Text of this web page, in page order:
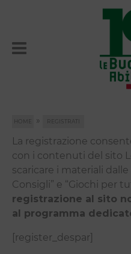
HOME » REGISTRATI
La registrazione
con i contenuti del sito
scaricare i materiali
Consigli” e “Giochi per
registrazione al sito
al programma
[register_despar]